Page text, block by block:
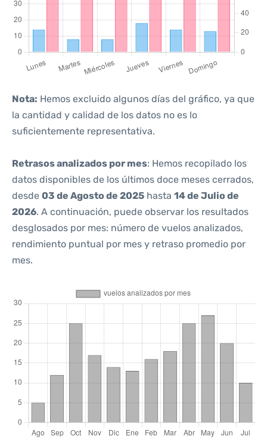
Nota: Hemos excluido algunos días del gráfico, ya que
la cantidad y calidad de los datos no es lo
suficientemente representativa.
Retrasos analizados por mes: Hemos recopilado los
datos disponibles de los últimos doce meses cerrados,
desde 03 de Agosto de 2025 hasta 14 de Julio de
2026. A continuación, puede observar los resultados
desglosados por mes: número de vuelos analizados,
rendimiento puntual por mes y retraso promedio por
mes.